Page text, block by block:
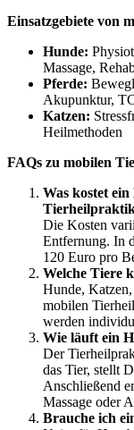
Einsatzgebiete von
Hunde:
Massage,
Pferde:
Akupunktur,
Katzen:
Heilmethoden
FAQs zu mobilen
Was kostet
Die Kosten
Entfernung. In
120 Euro pro
Welche Tiere
Hunde,
mobilen
werden
Wie läuft ein
Der
das Tier, stellt
Anschließend
Massage oder
Brauche ich